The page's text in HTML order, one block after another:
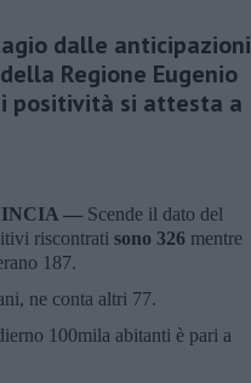
dalle anticipazioni
Regione Eugenio
positività si attesta a
— Scende il dato del
riscontrati sono 326 mentre
187.
ne conta altri 77.
100mila abitanti è pari a